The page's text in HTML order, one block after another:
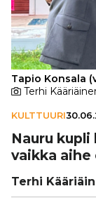
Tapio Konsala
Terhi
KULTTUURI
Nauru
vaikka aihe
Terhi